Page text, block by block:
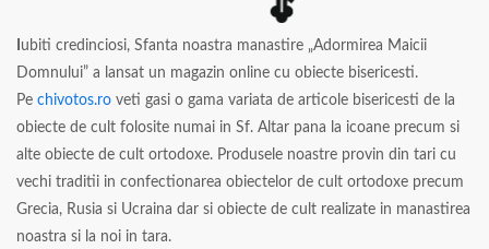
ubiti credinciosi, Sfanta noastra manastire „Adormirea Maicii
Domnului” a lansat un magazin online cu obiecte bisericesti.
Pe chivotos.ro veti gasi o gama variata de articole bisericesti de la
obiecte de cult folosite numai in Sf. Altar pana la icoane precum si
alte obiecte de cult ortodoxe. Produsele noastre provin din tari cu
vechi traditii in confectionarea obiectelor de cult ortodoxe precum
Grecia, Rusia si Ucraina dar si obiecte de cult realizate in manastirea
noastra si la noi in tara.